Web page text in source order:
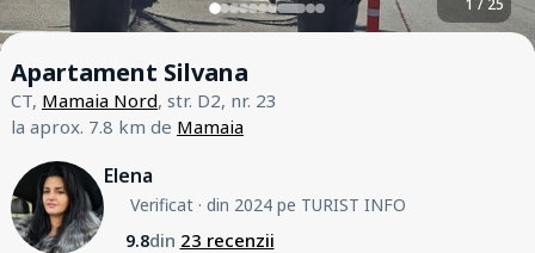
1 / 25
Apartament Silvana
CT, Mamaia Nord, str. D2, nr. 23
la aprox. 7.8 km de Mamaia
Elena
Verificat· din 2024 pe TURIST INFO
9.8din 23 recenzii